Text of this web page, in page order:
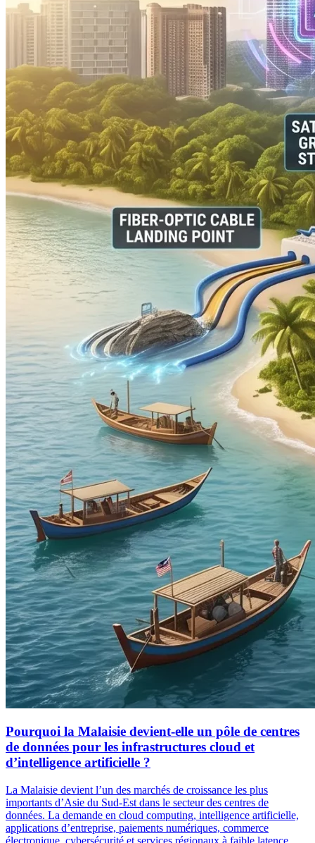
Pourquoi la Malaisie devient-elle un pôle de centres
de données pour les infrastructures cloud et
d’intelligence artificielle ?
La Malaisie devient l’un des marchés de croissance les plus
importants d’Asie du Sud-Est dans le secteur des centres de
données. La demande en cloud computing, intelligence artificielle,
applications d’entreprise, paiements numériques, commerce
électronique, cybersécurité et services régionaux à faible latence